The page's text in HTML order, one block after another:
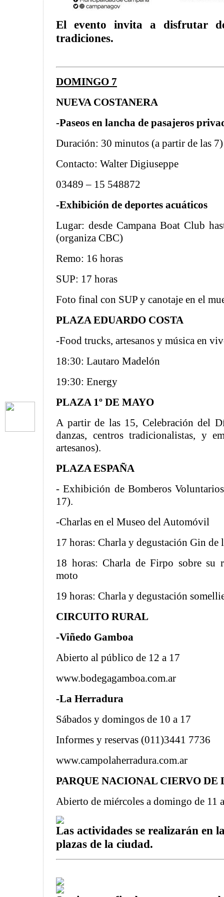
El evento invita a disfrutar
tradiciones.
DOMINGO 7
NUEVA COSTANERA
-Paseos en lancha de pasajeros
Duración: 30 minutos (a partir de las 7)
Contacto: Walter Digiuseppe
03489 – 15 548872
-Exhibición de deportes acuáticos
Lugar: desde Campana Boat Club
(organiza CBC)
Remo: 16 horas
SUP: 17 horas
Foto final con SUP y canotaje en el
PLAZA EDUARDO COSTA
-Food trucks, artesanos y música en
18:30: Lautaro Madelón
19:30: Energy
PLAZA 1º DE MAYO
A partir de las 15, Celebración del
danzas, centros tradicionalistas, y
artesanos).
PLAZA ESPAÑA
- Exhibición de Bomberos
17).
-Charlas en el Museo del Automóvil
17 horas: Charla y degustación Gin de
18 horas: Charla de Firpo sobre su
moto
19 horas: Charla y degustación
CIRCUITO RURAL
-Viñedo Gamboa
Abierto al público de 12 a 17
www.bodegagamboa.com.ar
-La Herradura
Sábados y domingos de 10 a 17
Informes y reservas (011)3441 7736
www.campolaherradura.com.ar
PARQUE NACIONAL CIERVO DE
Abierto de miércoles a domingo de 11
Las actividades se realizarán en
plazas de la ciudad.